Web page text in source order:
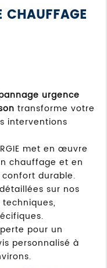
CHAUFFAGE
urgence
transforme votre
interventions
met en œuvre
chauffage et en
durable.
sur nos
pour un
personnalisé à